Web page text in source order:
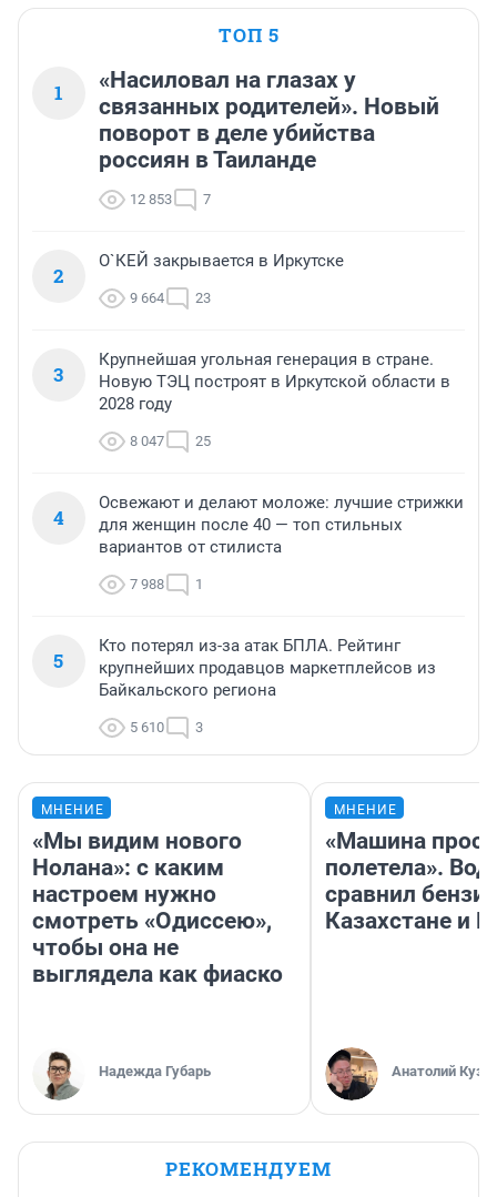
ТОП 5
1
«Насиловал на глазах у
связанных родителей». Новый
поворот в деле убийства
россиян в Таиланде
12 853 7
2
О`КЕЙ закрывается в Иркутске
9 664 23
3
Крупнейшая угольная генерация в стране.
Новую ТЭЦ построят в Иркутской области в
2028 году
8 047 25
4
Освежают и делают моложе: лучшие стрижки
для женщин после 40 — топ стильных
вариантов от стилиста
7 988 1
5
Кто потерял из-за атак БПЛА. Рейтинг
крупнейших продавцов маркетплейсов из
Байкальского региона
5 610 3
МНЕНИЕ
«Мы видим нового
Нолана»: с каким
настроем нужно
смотреть «Одиссею»,
чтобы она не
выглядела как фиаско
Надежда Губарь
МНЕНИЕ
«Машина
полетела».
сравнил
Казахстане и
Анатолий
РЕКОМЕНДУЕМ